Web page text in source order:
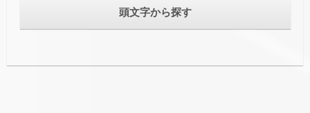
頭文字から探す